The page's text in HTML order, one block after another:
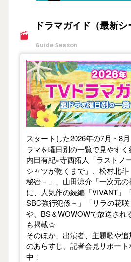
ドラマガイド（最新シ
Guide Season
【2026年夏】TVドラマガ
スタートした2026年の7月・8
ラマを曜日別の一覧で見やすく
内田有紀×寺西拓人「ラストノ
シャツが乾くまで」、松村北
秘密－」、山田涼介「一次元の
に、人気作の続編「VIVANT」
SBC強行犯係～」「リラの花咲
や、BS＆WOWOWで放送され
も掲載☆
そのほか、出演者、主題歌や
のあらすじ、記者会見リポー
中！